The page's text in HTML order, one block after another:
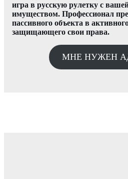
игра в русскую рулетку с
имуществом. Профессионал
пассивного объекта в
защищающего свои права.
МНЕ НУЖЕН